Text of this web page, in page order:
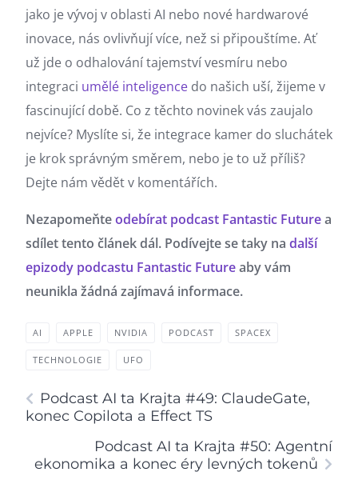
jako je vývoj v oblasti AI nebo nové hardwarové
inovace, nás ovlivňují více, než si připouštíme. Ať
už jde o odhalování tajemství vesmíru nebo
integraci umělé inteligence do našich uší, žijeme v
fascinující době. Co z těchto novinek vás zaujalo
nejvíce? Myslíte si, že integrace kamer do sluchátek
je krok správným směrem, nebo je to už příliš?
Dejte nám vědět v komentářích.
Nezapomeňteodebírat podcast Fantastic Futurea
sdílet tento článek dál. Podívejte se taky na další
epizody podcastu Fantastic Futureaby vám
neunikla žádná zajímavá informace.
AI APPLE NVIDIA PODCAST SPACEX
TECHNOLOGIE UFO
Podcast AI ta Krajta #49: ClaudeGate,
konec Copilota a Effect TS
Podcast AI ta Krajta #50: Agentní
ekonomika a konec éry levných tokenů